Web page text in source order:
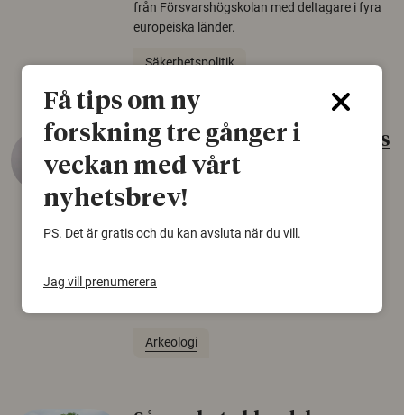
från Försvarshögskolan med deltagare i fyra
europeiska länder.
Säkerhetspolitik
Gammalt skinn var Sveriges
äldsta sko
22 juni 2026
Det som arkeologer länge trodde var en
skomode och beskrivs som mycket ovanligt i
Arkeologi
Få tips om ny
forskning tre gånger i
veckan med vårt
nyhetsbrev!
PS. Det är gratis och du kan avsluta när du vill.
Jag vill prenumerera